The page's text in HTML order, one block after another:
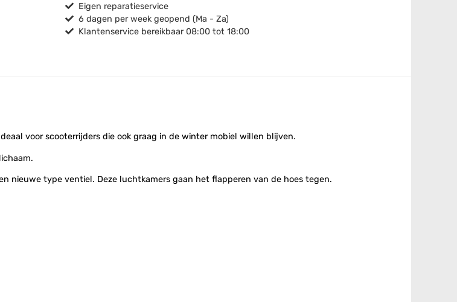
Eigen reparatieservice
6 dagen per week geopend (Ma - Za)
Klantenservice bereikbaar 08:00 tot 18:00
voor scooterrijders die ook graag in de winter mobiel willen blijven.
nieuwe type ventiel. Deze luchtkamers gaan het flapperen van de hoes tegen.